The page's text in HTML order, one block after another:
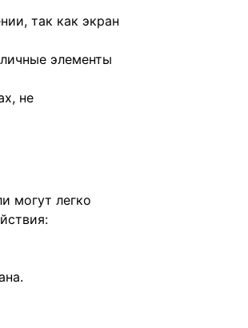
так как экран
элементы
не
могут легко